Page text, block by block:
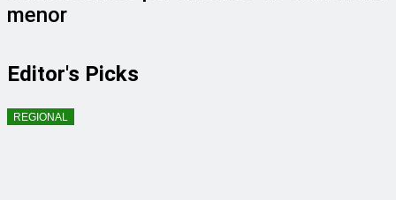
menor
Editor's Picks
REGIONAL